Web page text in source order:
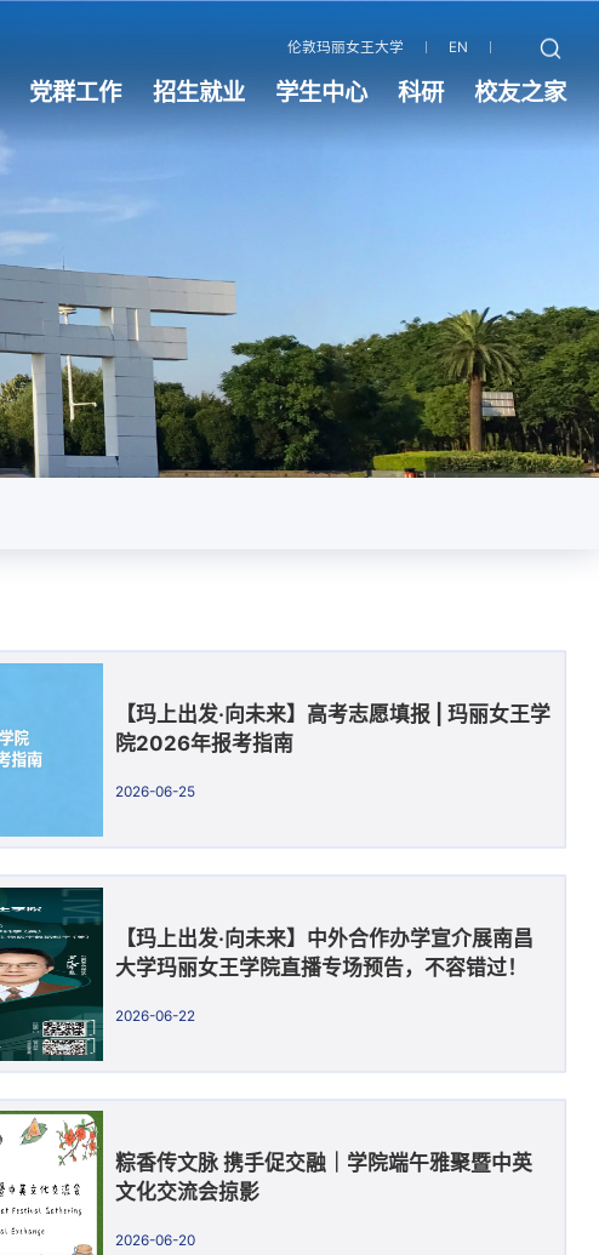
伦敦玛丽女王大学 EN
党群工作 招生就业 学生中心 科研 校友之家
【玛上出发·向未来】高考志愿填报 | 玛丽女王学
院2026年报考指南
2026-06-25
【玛上出发·向未来】中外合作办学宣介展南昌
大学玛丽女王学院直播专场预告，不容错过！
2026-06-22
粽香传文脉 携手促交融｜学院端午雅聚暨中英
文化交流会掠影
2026-06-20